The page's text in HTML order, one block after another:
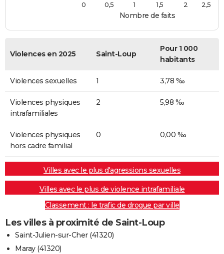
Nombre de faits
0
0,5 1 1,5 2 2,5
Violences en 2025 Saint-Loup
Pour 1 000
habitants
Violences sexuelles 1 3,78 ‰
Violences physiques
intrafamiliales
2 5,98 ‰
Violences physiques
hors cadre familial
0 0,00 ‰
Villes avec le plus d'agressions sexuelles
Villes avec le plus de violence intrafamiliale
Classement : le trafic de drogue par ville
Les villes à proximité de Saint-Loup
Saint-Julien-sur-Cher (41320)
Maray (41320)